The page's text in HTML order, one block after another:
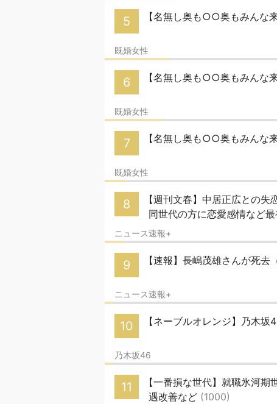
5 【名無し奥も○○奥もみんな
既婚女性
6 【名無し奥も○○奥もみんな
既婚女性
7 【名無し奥も○○奥もみんな
既婚女性
8
【週刊文春】中居正広との
同世代の方に恋愛感情など
ニュース速報+
9 【速報】長嶋茂雄さんが死
ニュース速報+
10 【ネーブルオレンジ】乃木
乃木坂46
11
【一番損な世代】就職氷河
遇改善など (1000)